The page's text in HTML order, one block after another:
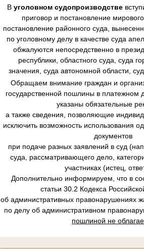
В уголовном судопроизводстве
приговор и постановление
постановление районного суда,
по уголовному делу в качестве суда
обжалуются непосредственно в
республики, областного суда, суда
значения, суда автономной области,
Обращаем внимание граждан и
государственной пошлины в платежном
указаны обязательные
а также сведения, позволяющие
исключить возможность использования
документов
при подаче разных заявлений в суд
суда, рассматривающего дело,
участниках (истец,
Дополнительно информируем, что в
статьи 30.2 Кодекса
об административных правонарушениях
по делу об административном
пошлиной не